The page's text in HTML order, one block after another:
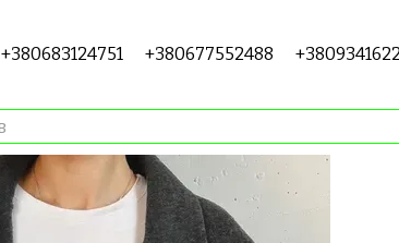
+380683124751 +380677552488